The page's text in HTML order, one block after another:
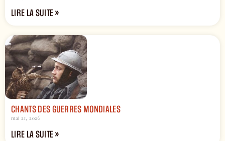
LIRE LA SUITE »
CHANTS DES GUERRES MONDIALES
mai 21, 2026
LIRE LA SUITE »